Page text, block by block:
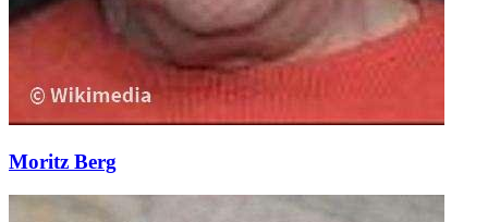
Moritz Berg